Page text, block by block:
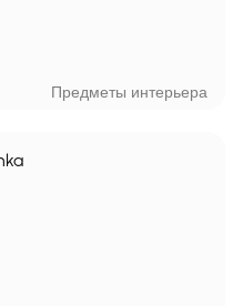
Предметы интерьера